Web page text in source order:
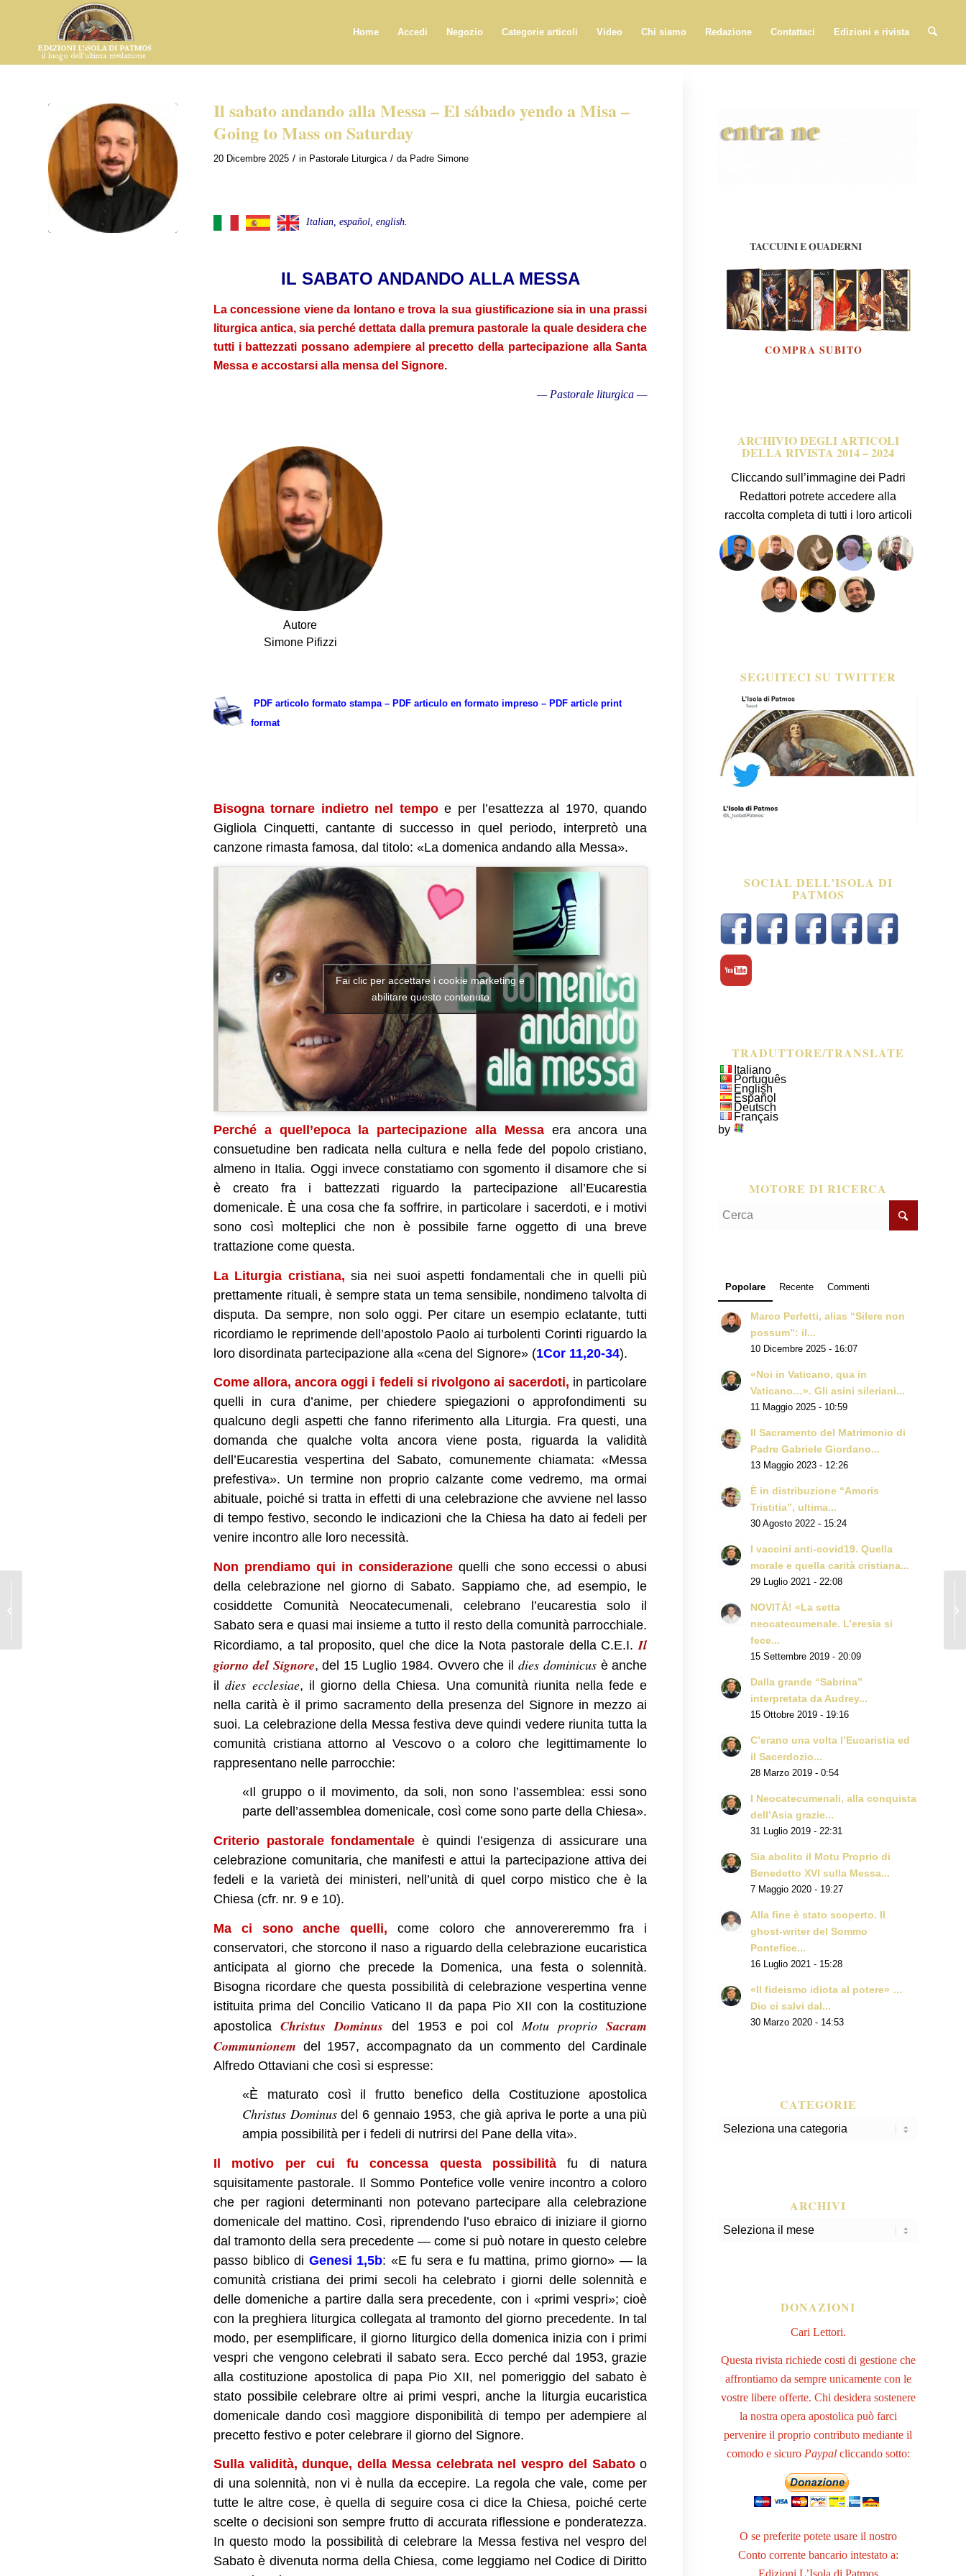
Home Accedi Negozio Categorie articoli Video Chi siamo Redazione Contattaci Edizioni e rivista
Il sabato andando alla Messa – El sábado yendo a Misa –
Going to Mass on Saturday
20 Dicembre 2025 / in Pastorale Liturgica / da Padre Simone
Italian, español, english.
IL SABATO ANDANDO ALLA MESSA
La concessione viene da lontano e trova la sua giustificazione sia in una prassi
liturgica antica, sia perché dettata dalla premura pastorale la quale desidera che
tutti i battezzati possano adempiere al precetto della partecipazione alla Santa
Messa e accostarsi alla mensa del Signore.
— Pastorale liturgica —
Autore
Simone Pifizzi
PDF articolo formato stampa – PDF articulo en formato impreso – PDF article print
format
Bisogna tornare indietro nel tempoe per l’esattezza al 1970, quando
Gigliola Cinquetti, cantante di successo in quel periodo, interpretò una
canzone rimasta famosa, dal titolo: «La domenica andando alla Messa».
Fai clic per accettare i cookie marketing e
abilitare questo contenuto
Perché a quell’epoca la partecipazione alla Messaera ancora una
consuetudine ben radicata nella cultura e nella fede del popolo cristiano,
almeno in Italia. Oggi invece constatiamo con sgomento il disamore che si
è creato fra i battezzati riguardo la partecipazione all’Eucarestia
domenicale. È una cosa che fa soffrire, in particolare i sacerdoti, e i motivi
sono così molteplici che non è possibile farne oggetto di una breve
trattazione come questa.
La Liturgia cristiana, sia nei suoi aspetti fondamentali che in quelli più
prettamente rituali, è sempre stata un tema sensibile, nondimeno talvolta di
disputa. Da sempre, non solo oggi. Per citare un esempio eclatante, tutti
ricordiamo le reprimende dell’apostolo Paolo ai turbolenti Corinti riguardo la
loro disordinata partecipazione alla «cena del Signore» (1Cor 11,20-34).
Come allora, ancora oggi i fedeli si rivolgono ai sacerdoti, in particolare
quelli in cura d’anime, per chiedere spiegazioni o approfondimenti su
qualcuno degli aspetti che fanno riferimento alla Liturgia. Fra questi, una
domanda che qualche volta ancora viene posta, riguarda la validità
dell’Eucarestia vespertina del Sabato, comunemente chiamata: «Messa
prefestiva». Un termine non proprio calzante come vedremo, ma ormai
abituale, poiché si tratta in effetti di una celebrazione che avviene nel lasso
di tempo festivo, secondo le indicazioni che la Chiesa ha dato ai fedeli per
venire incontro alle loro necessità.
Non prendiamo qui in considerazionequelli che sono eccessi o abusi
della celebrazione nel giorno di Sabato. Sappiamo che, ad esempio, le
cosiddette Comunità Neocatecumenali, celebrano l’eucarestia solo il
Sabato sera e quasi mai insieme a tutto il resto della comunità parrocchiale.
Ricordiamo, a tal proposito, quel che dice la Nota pastorale della C.E.I.Il
giorno del Signore, del 15 Luglio 1984. Ovvero che il dies dominicus è anche
ildies ecclesiae, il giorno della Chiesa. Una comunità riunita nella fede e
nella carità è il primo sacramento della presenza del Signore in mezzo ai
suoi. La celebrazione della Messa festiva deve quindi vedere riunita tutta la
comunità cristiana attorno al Vescovo o a coloro che legittimamente lo
rappresentano nelle parrocchie:
«Il gruppo o il movimento, da soli, non sono l’assemblea: essi sono
parte dell’assemblea domenicale, così come sono parte della Chiesa».
Criterio pastorale fondamentale è quindi l’esigenza di assicurare una
celebrazione comunitaria, che manifesti e attui la partecipazione attiva dei
fedeli e la varietà dei ministeri, nell’unità di quel corpo mistico che è la
Chiesa (cfr. nr. 9 e 10).
Ma ci sono anche quelli, come coloro che annovereremmo fra i
conservatori, che storcono il naso a riguardo della celebrazione eucaristica
anticipata al giorno che precede la Domenica, una festa o solennità.
Bisogna ricordare che questa possibilità di celebrazione vespertina venne
istituita prima del Concilio Vaticano II da papa Pio XII con la costituzione
apostolicaChristus Dominus del 1953 e poi col Motu proprioSacram
Communionem del 1957, accompagnato da un commento del Cardinale
Alfredo Ottaviani che così si espresse:
«È maturato così il frutto benefico della Costituzione apostolica
Christus Dominusdel 6 gennaio 1953, che già apriva le porte a una più
ampia possibilità per i fedeli di nutrirsi del Pane della vita».
Il motivo per cui fu concessa questa possibilità fu di natura
squisitamente pastorale. Il Sommo Pontefice volle venire incontro a coloro
che per ragioni determinanti non potevano partecipare alla celebrazione
domenicale del mattino. Così, riprendendo l’uso ebraico di iniziare il giorno
dal tramonto della sera precedente — come si può notare in questo celebre
passo biblico di Genesi 1,5b: «E fu sera e fu mattina, primo giorno» — la
comunità cristiana dei primi secoli ha celebrato i giorni delle solennità e
delle domeniche a partire dalla sera precedente, con i «primi vespri»; cioè
con la preghiera liturgica collegata al tramonto del giorno precedente. In tal
modo, per esemplificare, il giorno liturgico della domenica inizia con i primi
vespri che vengono celebrati il sabato sera. Ecco perché dal 1953, grazie
alla costituzione apostolica di papa Pio XII, nel pomeriggio del sabato è
stato possibile celebrare oltre ai primi vespri, anche la liturgia eucaristica
domenicale dando così maggiore disponibilità di tempo per adempiere al
precetto festivo e poter celebrare il giorno del Signore.
Sulla validità, dunque, della Messa celebrata nel vespro del Sabatoo
di una solennità, non vi è nulla da eccepire. La regola che vale, come per
tutte le altre cose, è quella di seguire cosa ci dice la Chiesa, poiché certe
scelte o decisioni son sempre frutto di accurata riflessione e ponderatezza.
In questo modo la possibilità di celebrare la Messa festiva nel vespro del
Sabato è divenuta norma della Chiesa, come leggiamo nel Codice di Diritto
ARCHIVIO DEGLI ARTICOLI
DELLA RIVISTA 2014 – 2024
Cliccando sull’immagine dei Padri
Redattori potrete accedere alla
raccolta completa di tutti i loro articoli
SEGUITECI SU TWITTER
SOCIAL DELL’ISOLA DI
PATMOS
TRADUTTORE/TRANSLATE
Italiano
Português
English
Español
Deutsch
Français
by
MOTORE DI RICERCA
Popolare Recente Commenti
Marco Perfetti, alias “Silere non
possum”: il...
10 Dicembre 2025 - 16:07
«Noi in Vaticano, qua in
Vaticano…». Gli asini sileriani...
11 Maggio 2025 - 10:59
Il Sacramento del Matrimonio di
Padre Gabriele Giordano...
13 Maggio 2023 - 12:26
È in distribuzione “Amoris
Tristitia”, ultima...
30 Agosto 2022 - 15:24
I vaccini anti-covid19. Quella
morale e quella carità cristiana...
29 Luglio 2021 - 22:08
NOVITÀ! «La setta
neocatecumenale. L’eresia si
fece...
15 Settembre 2019 - 20:09
Dalla grande “Sabrina”
interpretata da Audrey...
15 Ottobre 2019 - 19:16
C’erano una volta l’Eucaristia ed
il Sacerdozio...
28 Marzo 2019 - 0:54
I Neocatecumenali, alla conquista
dell’Asia grazie...
31 Luglio 2019 - 22:31
Sia abolito il Motu Proprio di
Benedetto XVI sulla Messa...
7 Maggio 2020 - 19:27
Alla fine è stato scoperto. Il
ghost-writer del Sommo
Pontefice...
16 Luglio 2021 - 15:28
«Il fideismo idiota al potere» …
Dio ci salvi dal...
30 Marzo 2020 - 14:53
CATEGORIE
Categorie
ARCHIVI
DONAZIONI
Cari Lettori.
Questa rivista richiede costi di gestione che
affrontiamo da sempre unicamente con le
vostre libere offerte. Chi desidera sostenere
la nostra opera apostolica può farci
pervenire il proprio contributo mediante il
comodo e sicuro Paypalcliccando sotto:
O se preferite potete usare il nostro
Conto corrente bancario intestato a:
Edizioni L’Isola di Patmos